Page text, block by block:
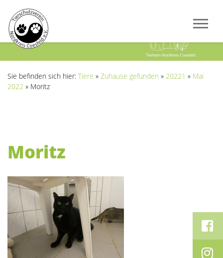
Sie befinden sich hier: Tiere » Zuhause gefunden » 20221 » Mai
2022 » Moritz
Moritz